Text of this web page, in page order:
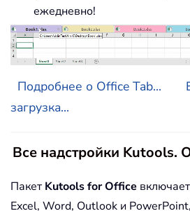
ежедневно!
Подробнее о Office Tab...
загрузка...
Все надстройки Kutools.
Пакет Kutools for Office
Excel, Word, Outlook и